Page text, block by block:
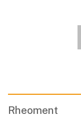
Rheoment